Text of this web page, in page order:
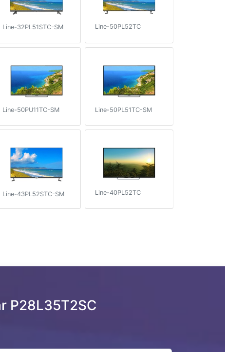
Line-32PL51STC-SM Line-50PL52TC
Line-50PU11TC-SM Line-50PL51TC-SM
Line-43PL52STC-SM Line-40PL52TC
P28L35T2SC